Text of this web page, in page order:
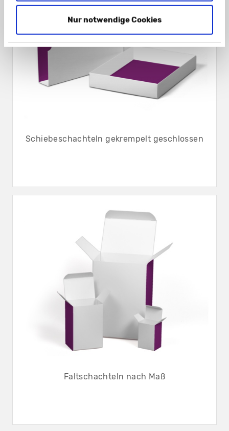
Nur notwendige Cookies
Schiebeschachteln gekrempelt geschlossen
Faltschachteln nach Maß